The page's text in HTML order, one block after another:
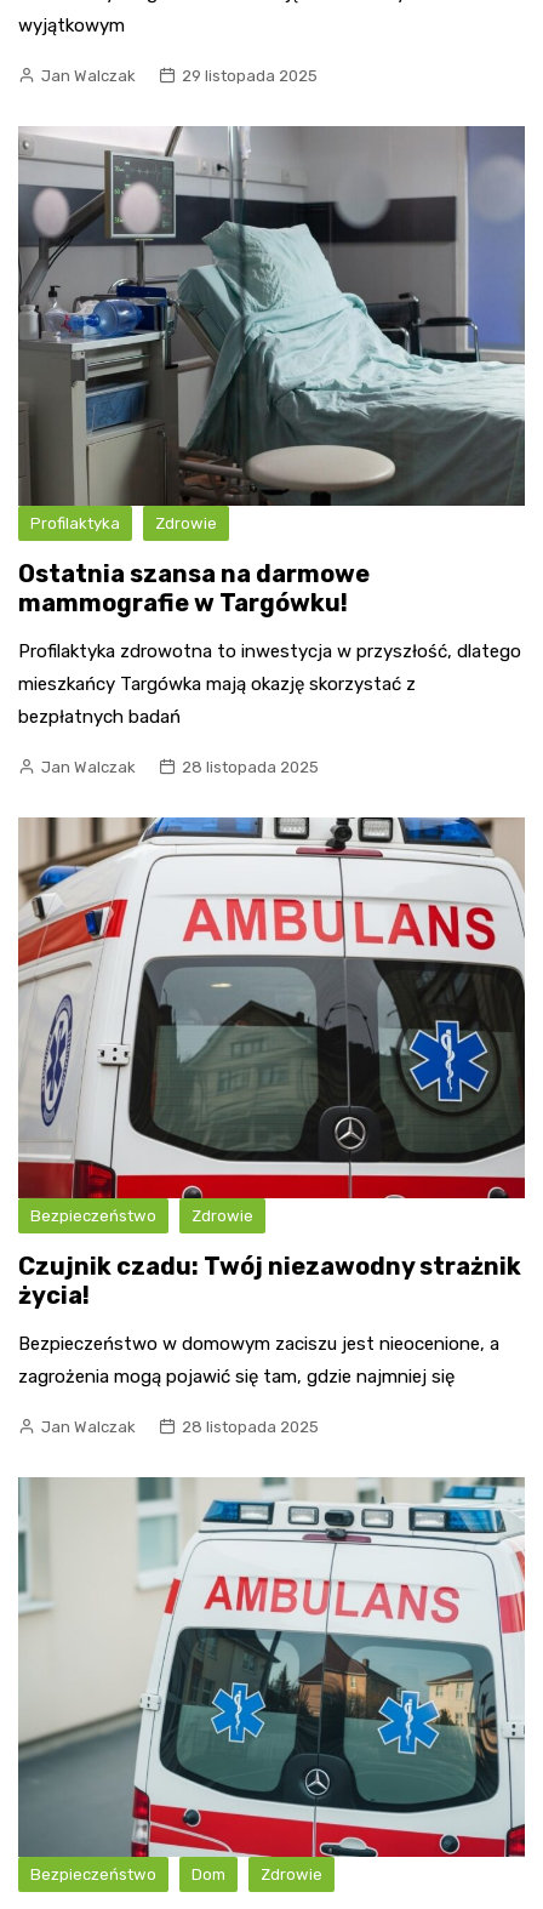
wyjątkowym
Jan Walczak 29 listopada 2025
Profilaktyka Zdrowie
Ostatnia szansa na darmowe
mammografie w Targówku!
Profilaktyka zdrowotna to inwestycja w przyszłość, dlatego
mieszkańcy Targówka mają okazję skorzystać z
bezpłatnych badań
Jan Walczak 28 listopada 2025
Bezpieczeństwo Zdrowie
Czujnik czadu: Twój niezawodny strażnik
życia!
Bezpieczeństwo w domowym zaciszu jest nieocenione, a
zagrożenia mogą pojawić się tam, gdzie najmniej się
Jan Walczak 28 listopada 2025
Bezpieczeństwo Dom Zdrowie